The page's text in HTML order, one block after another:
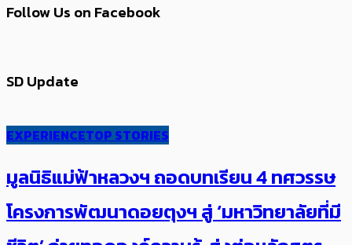
Follow Us on Facebook
SD Update
EXPERIENCETOP STORIES
มูลนิธิแม่ฟ้าหลวงฯ ถอดบทเรียน 4 ทศวรรษ
โครงการพัฒนาดอยตุงฯ สู่ ‘มหาวิทยาลัยที่มี